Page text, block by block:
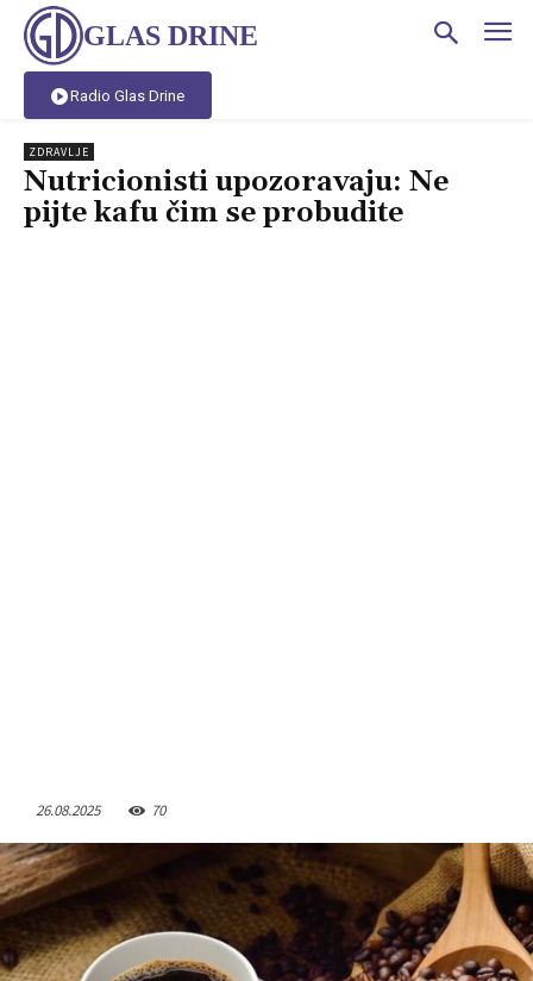
GLAS DRINE
Radio Glas Drine
ZDRAVLJE
Nutricionisti upozoravaju: Ne
pijte kafu čim se probudite
26.08.2025 70